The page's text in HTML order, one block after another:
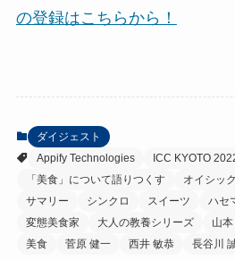
の登録はこちらから！
ダイジェスト
Appify Technologies
ICC KYOTO
「美食」について語りつくす
オイシッ
サマリー
シンクロ スイーツ ハセ
変態美食家
大人の教養シリーズ 山
美食
菅原 健一 西井 敏恭 長谷川